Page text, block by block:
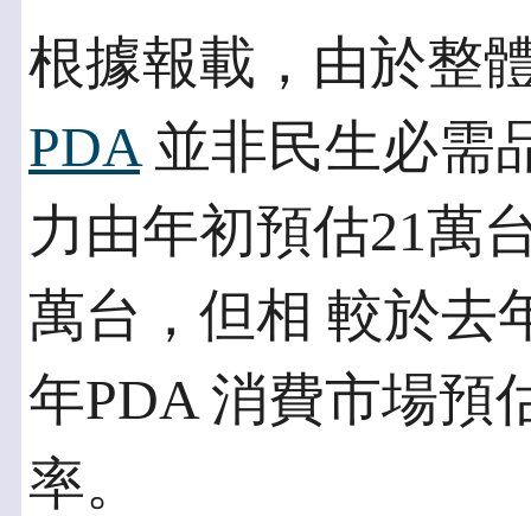
根據報載，由於整
PDA並非民生必需
力由年初預估21萬
萬台，但相 較於去
年PDA 消費市場預
率。